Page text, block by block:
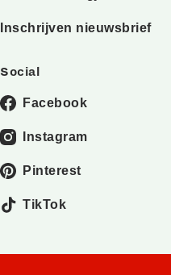
Inschrijven nieuwsbrief
Social
Facebook
Instagram
Pinterest
TikTok